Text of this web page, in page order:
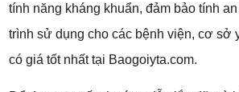
tính năng kháng khuẩn, đảm bảo tính
trình sử dụng cho các bệnh viện, cơ sở
có giá tốt nhất tại Baogoiyta.com.